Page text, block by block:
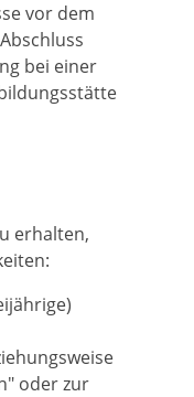
vor dem
bei einer
erhalten,
oder zur